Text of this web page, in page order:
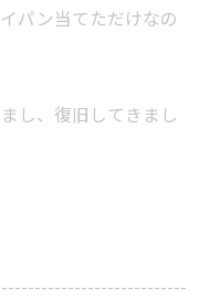
パン当てただけなの
し、復旧してきまし